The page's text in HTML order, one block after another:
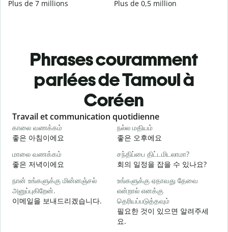
Plus de 7 millions
Plus de 0,5 million
Phrases couramment
parlées de Tamoul à
Coréen
Slide 1 of 6
Travail et communication quotidienne
காலை வணக்கம்
좋은 아침이에요
நல்ல மதியம்
좋은 오후에요
மாலை வணக்கம்
좋은 저녁이에요
சந்திப்பை திட்டமிடலாமா?
회의 일정을 잡을 수 있나요?
நான் உங்களுக்கு மின்னஞ்சல்
அனுப்புகிறேன்.
이메일을 보내드리겠습니다.
உங்களுக்கு ஏதாவது தேவை
என்றால் எனக்கு
தெரியப்படுத்தவும்
필요한 것이 있으면 알려주세
요.